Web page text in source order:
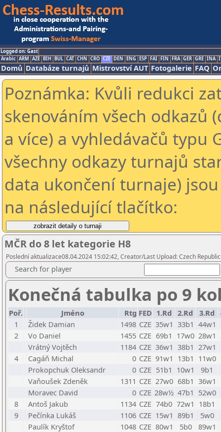
Logged on: Gast
Arabic ARM AZE BIH BUL CAT CHN CRO CZE DEN ENG ESP FAI FIN FRA GER GRE INA
Domů Databáze turnajů Mistrovství AUT Fotogalerie FAQ
Poznámka: Kvůli redukci
skenováním všech odkazů
a více) a vyhledávačů typu
všechny odkazy turnajů
data ukončení turnaje)
na následující tlačítko:
MČR do 8 let kategorie H8
Poslední aktualizace08.04.2024 15:02:42, Creator/Last Upload: Czech
Search for player
Konečná tabulka po 9
Poř. Jméno Rtg FED 1.Rd 2.Rd 3.Rd
1
Židek Damian 1498 CZE 35w1 33b1 44w1
2
Vo Daniel 1455 CZE 69b1 17w0 28w1
Vrátný Vojtěch
1184 CZE 36w1 38b1 27w1
4
Cagáň Michal 0 CZE 91w1 13b1 11w0
Prokopchuk Oleksandr
0 CZE 51b1 10w1
9b1
Vaňoušek Zdeněk
1311 CZE 27w0 68b1 36w1
Moravec David
0 CZE 28w½ 47b1 52w0
8
Antoš Jakub 1134 CZE 74b0 72w1 18b1
9
Pečínka Lukáš 1106 CZE 15w1 89b1 5w0
Paulík Kryštof
1048 CZE 80w1 5b0 89w1